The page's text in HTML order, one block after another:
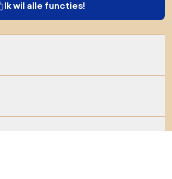
Ik wil alle functies!